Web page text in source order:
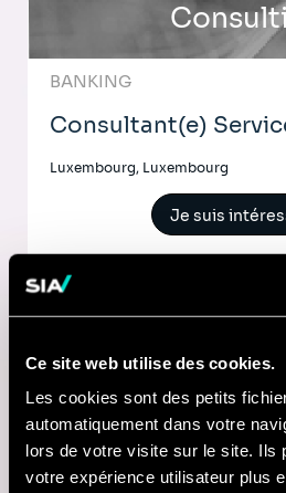
Ce site web utilise des cookies.
Les cookies sont des petits
automatiquement dans votre
lors de votre visite sur le site. Ils
votre expérience utilisateur plus
BANKING
Consultant(e)
Luxembourg, Luxembourg
Je suis
Lyon, France
Je suis